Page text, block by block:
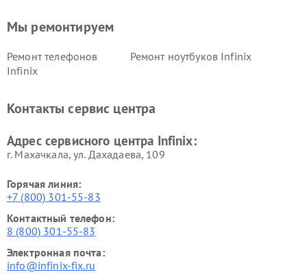
Мы ремонтируем
Ремонт телефонов
Infinix
Ремонт ноутбуков Infinix
Контакты сервис центра
Адрес сервисного центра Infinix:
г. Махачкала, ул. Дахадаева, 109
Горячая линия:
+7 (800) 301-55-83
Контактный телефон:
8 (800) 301-55-83
Электронная почта:
info@infinix-fix.ru